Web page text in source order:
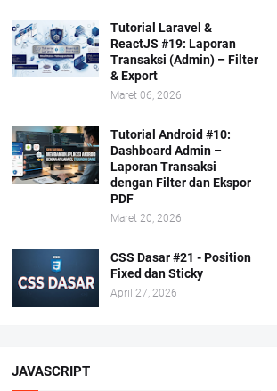
Tutorial Laravel &
ReactJS #19: Laporan
Transaksi (Admin) – Filter
& Export
Maret 06, 2026
Tutorial Android #10:
Dashboard Admin –
Laporan Transaksi
dengan Filter dan Ekspor
PDF
Maret 20, 2026
CSS Dasar #21 - Position
Fixed dan Sticky
April 27, 2026
JAVASCRIPT